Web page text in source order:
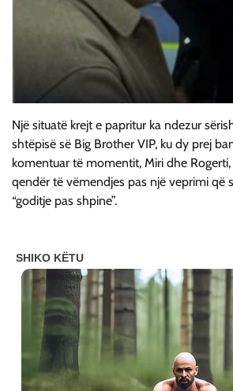
Një situatë krejt e papritur ka ndezur
shtëpisë së Big Brother VIP, ku dy prej
komentuar të momentit, Miri dhe
qendër të vëmendjes pas një veprimi që
“goditje pas shpine”.